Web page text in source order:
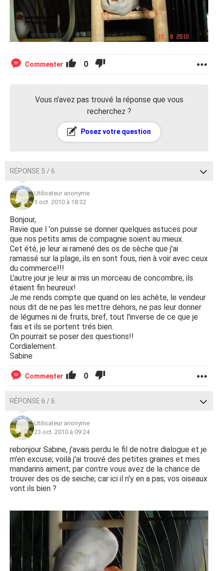
Commenter 0
Vous n’avez pas trouvé la réponse que vous
recherchez ?
Posez votre question
RÉPONSE 5 / 6
Utilisateur anonyme
3 oct. 2010 à 18:32
Bonjour,
Ravie que l 'on puisse se donner quelques astuces pour
que nos petits amis de compagnie soient au mieux.
Cet été, je leur ai ramené des os de sèche que j'ai
ramassé sur la plage, ils en sont fous, rien à voir avec ceux
du commerce!!!
L'autre jour je leur ai mis un morceau de concombre, ils
étaient fin heureux!
Je me rends compte que quand on les achète, le vendeur
nous dit de ne pas les mettre dehors, ne pas leur donner
de légumes ni de fruits, bref, tout l'inverse de ce que je
fais et ils se portent trés bien.
On pourrait se poser des questions!!
Cordialement.
Sabine
Commenter 0
RÉPONSE 6 / 6
Utilisateur anonyme
23 oct. 2010 à 09:24
rebonjour Sabine, j'avais perdu le fil de notre dialogue et je
m'en excuse; voilà j'ai trouvé des petites graines et mes
mandarins aiment; par contre vous avez de la chance de
trouver des os de seiche; car ici il n'y en a pas; vos oiseaux
vont ils bien ?